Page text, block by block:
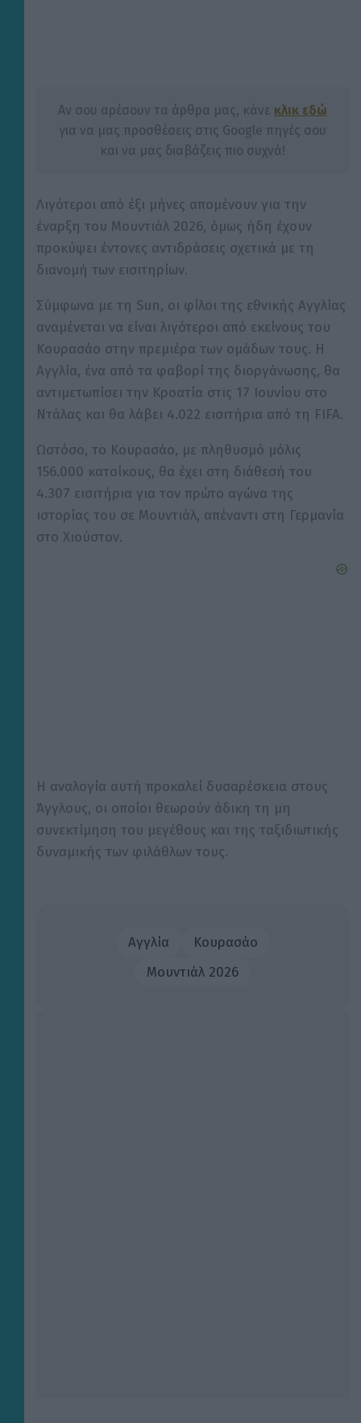
Αν σου αρέσουν τα άρθρα μας, κάνε κλικ εδώ
για να μας προσθέσεις στις Google πηγές σου
και να μας διαβάζεις πιο συχνά!
Λιγότεροι από έξι μήνες απομένουν για την
έναρξη του Μουντιάλ 2026, όμως ήδη έχουν
προκύψει έντονες αντιδράσεις σχετικά με τη
διανομή των εισιτηρίων.
Σύμφωνα με τη Sun, οι φίλοι της εθνικής Αγγλίας
αναμένεται να είναι λιγότεροι από εκείνους του
Κουρασάο στην πρεμιέρα των ομάδων τους. Η
Αγγλία, ένα από τα φαβορί της διοργάνωσης, θα
αντιμετωπίσει την Κροατία στις 17 Ιουνίου στο
Ντάλας και θα λάβει 4.022 εισιτήρια από τη FIFA.
Ωστόσο, το Κουρασάο, με πληθυσμό μόλις
156.000 κατοίκους, θα έχει στη διάθεσή του
4.307 εισιτήρια για τον πρώτο αγώνα της
ιστορίας του σε Μουντιάλ, απέναντι στη Γερμανία
στο Χιούστον.
Η αναλογία αυτή προκαλεί δυσαρέσκεια στους
Άγγλους, οι οποίοι θεωρούν άδικη τη μη
συνεκτίμηση του μεγέθους και της ταξιδιωτικής
δυναμικής των φιλάθλων τους.
Αγγλία
Κουρασάο
Μουντιάλ 2026